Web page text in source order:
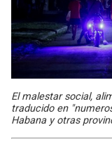
El malestar social,
traducido en
Habana y otras